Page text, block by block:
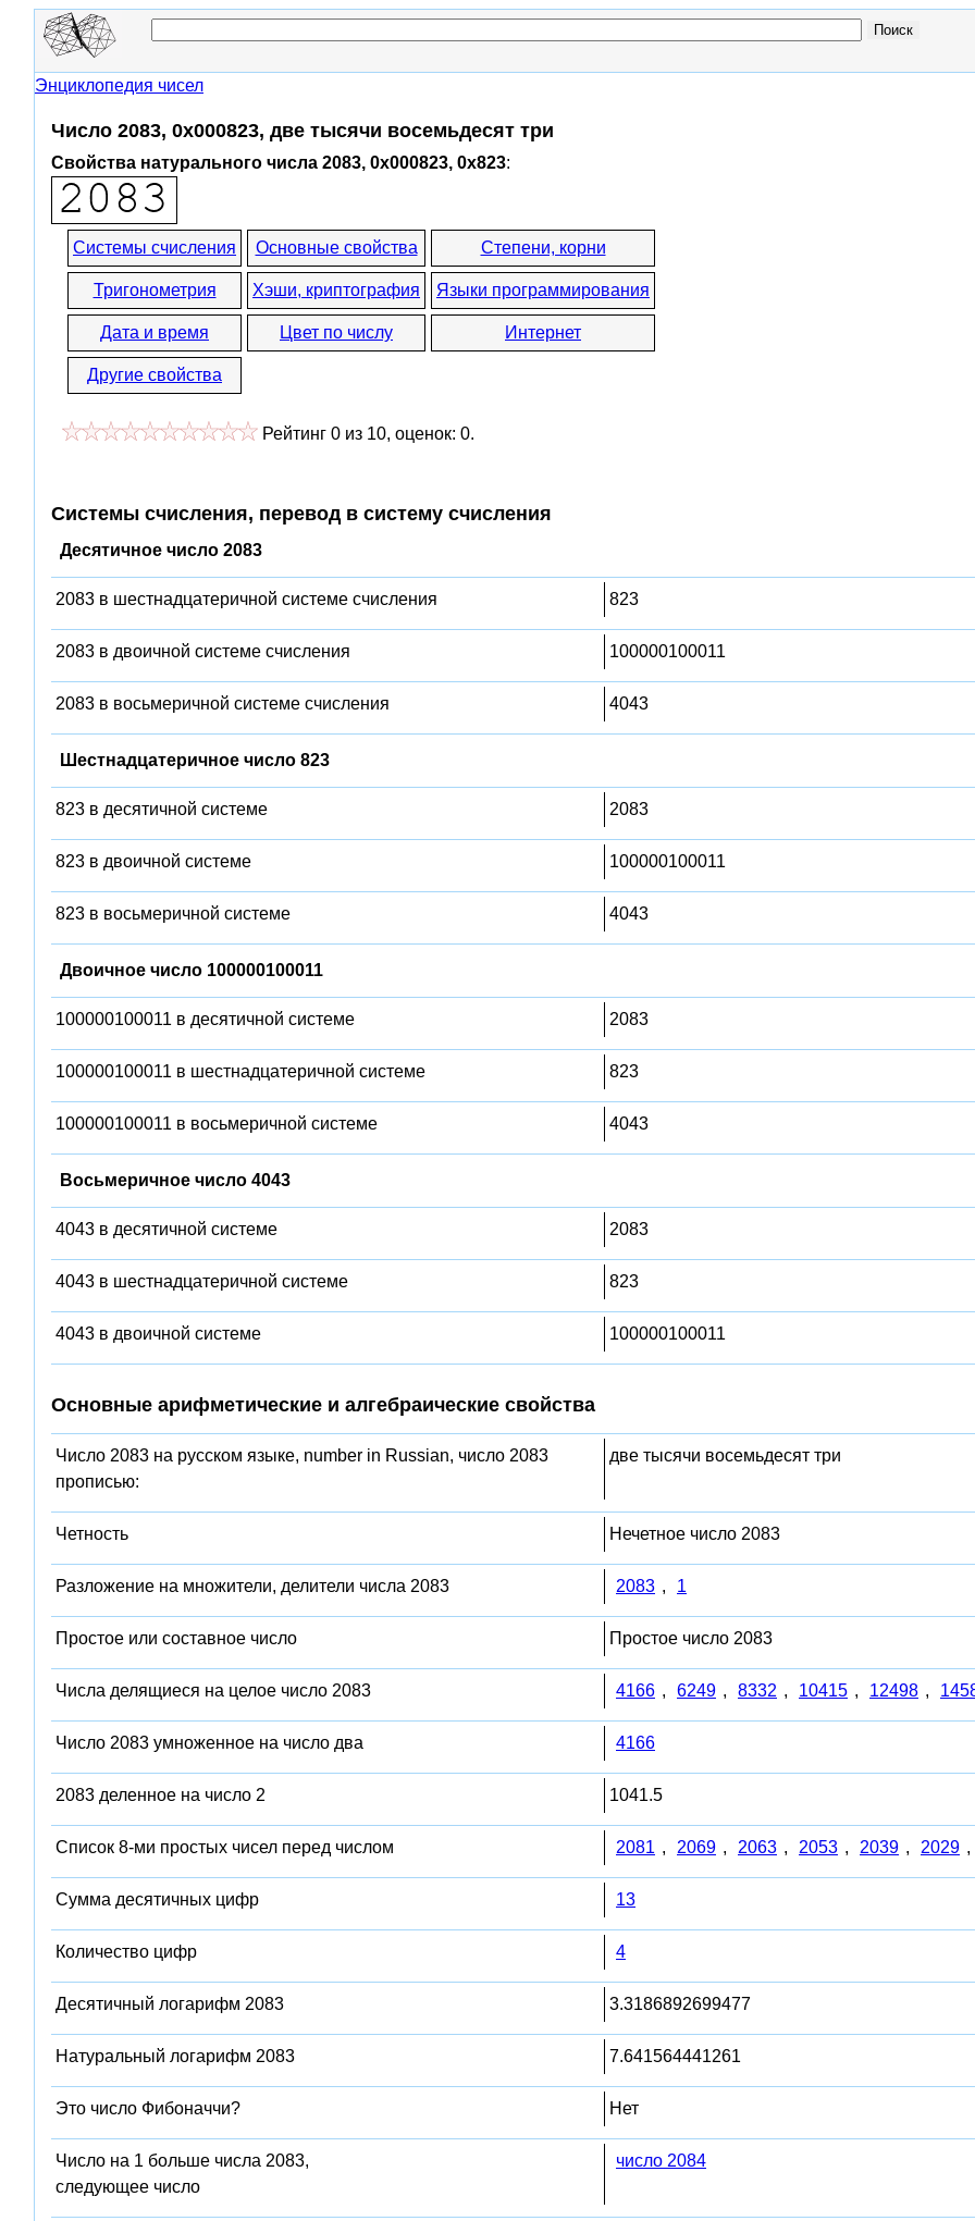
Энциклопедия чисел
Число 2083, 0x000823, две тысячи восемьдесят три
Свойства натурального числа 2083, 0x000823, 0x823:
Системы счисления Основные свойства Степени, корни
Тригонометрия Хэши, криптография Языки программирования
Дата и время Цвет по числу Интернет
Другие свойства
Рейтинг 0 из 10, оценок: 0.
Системы счисления, перевод в систему счисления
Десятичное число 2083
2083 в шестнадцатеричной системе счисления 823
2083 в двоичной системе счисления 100000100011
2083 в восьмеричной системе счисления 4043
Шестнадцатеричное число 823
823 в десятичной системе 2083
823 в двоичной системе 100000100011
823 в восьмеричной системе 4043
Двоичное число 100000100011
100000100011 в десятичной системе 2083
100000100011 в шестнадцатеричной системе 823
100000100011 в восьмеричной системе 4043
Восьмеричное число 4043
4043 в десятичной системе 2083
4043 в шестнадцатеричной системе 823
4043 в двоичной системе 100000100011
Основные арифметические и алгебраические свойства
Число 2083 на русском языке, number in Russian, число 2083
прописью:
две тысячи восемьдесят три
Четность Нечетное число 2083
Разложение на множители, делители числа 2083 2083 , 1
Простое или составное число Простое число 2083
Числа делящиеся на целое число 2083 4166 , 6249 , 8332 , 10415 , 12498 ,
Число 2083 умноженное на число два 4166
2083 деленное на число 2 1041.5
Список 8-ми простых чисел перед числом 2081 , 2069 , 2063 , 2053 , 2039 , 2029 ,
Сумма десятичных цифр 13
Количество цифр 4
Десятичный логарифм 2083 3.3186892699477
Натуральный логарифм 2083 7.641564441261
Это число Фибоначчи? Нет
Число на 1 больше числа 2083,
следующее число
число 2084